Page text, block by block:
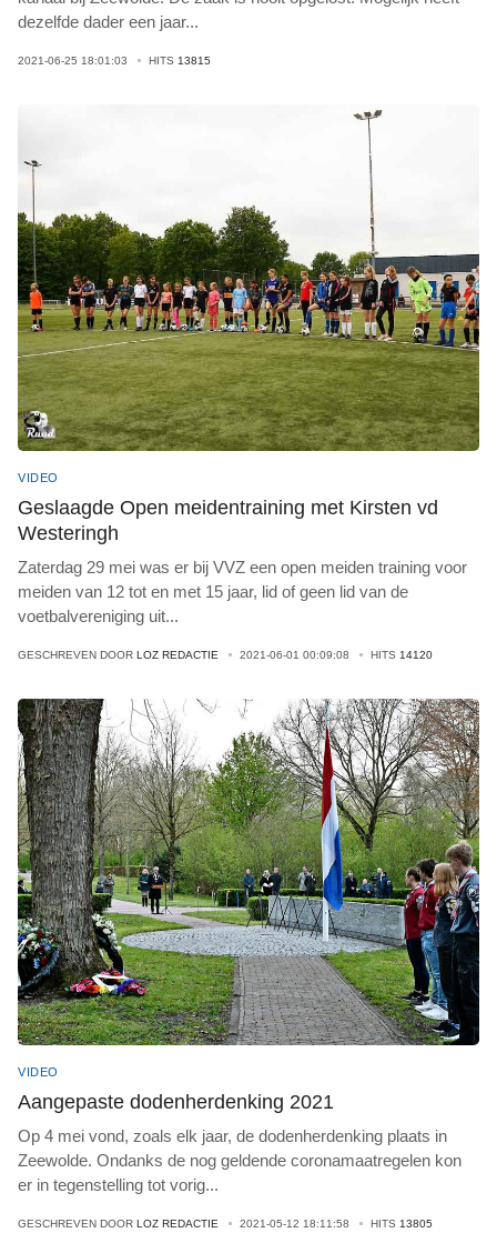
dezelfde dader een jaar...
2021-06-25 18:01:03 HITS 13815
VIDEO
Geslaagde Open meidentraining met Kirsten vd
Westeringh
Zaterdag 29 mei was er bij VVZ een open meiden training voor
meiden van 12 tot en met 15 jaar, lid of geen lid van de
voetbalvereniging uit...
GESCHREVEN DOOR LOZ REDACTIE 2021-06-01 00:09:08 HITS 14120
VIDEO
Aangepaste dodenherdenking 2021
Op 4 mei vond, zoals elk jaar, de dodenherdenking plaats in
Zeewolde. Ondanks de nog geldende coronamaatregelen kon
er in tegenstelling tot vorig...
GESCHREVEN DOOR LOZ REDACTIE 2021-05-12 18:11:58 HITS 13805